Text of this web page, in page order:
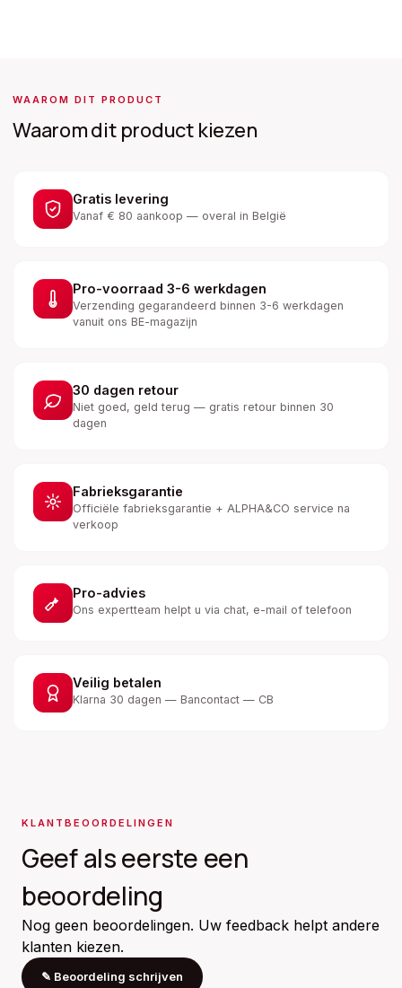
WAAROM DIT PRODUCT
Waarom dit product kiezen
Gratis levering
Vanaf € 80 aankoop — overal in België
Pro-voorraad 3-6 werkdagen
Verzending gegarandeerd binnen 3-6 werkdagen
vanuit ons BE-magazijn
30 dagen retour
Niet goed, geld terug — gratis retour binnen 30
dagen
Fabrieksgarantie
Officiële fabrieksgarantie + ALPHA&CO service na
verkoop
Pro-advies
Ons expertteam helpt u via chat, e-mail of telefoon
Veilig betalen
Klarna 30 dagen — Bancontact — CB
KLANTBEOORDELINGEN
Geef als eerste een
beoordeling
Nog geen beoordelingen. Uw feedback helpt andere
klanten kiezen.
✎ Beoordeling schrijven